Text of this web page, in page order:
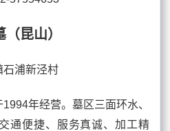
昆山）
石浦新泾村
年经营。墓区三面环水、
通便捷、服务真诚、加工精